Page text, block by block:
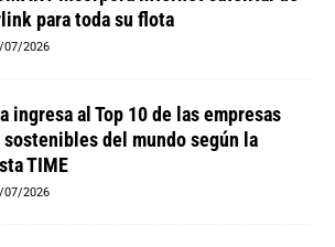
para toda su flota
07/2026
ingresa al Top 10 de las empresas
sostenibles del mundo según la
TIME
07/2026